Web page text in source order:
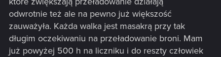
odwrotnie też ale na pewno już większość
zauważyła. Każda walka jest masakrą przy tak
długim oczekiwaniu na przeładowanie broni. Mam
już powyżej 500 h na liczniku i do reszty człowiek